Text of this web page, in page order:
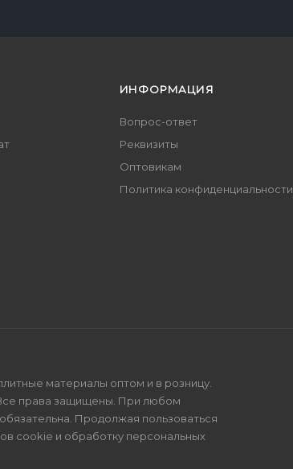
ИНФОРМАЦИЯ
Вопрос-ответ
Реквизиты
Оптовикам
Политика конфиденциальности
материалы оптом и в розницу.
права защищены. При любом
Продолжая пользоваться
cookie и обработку персональных